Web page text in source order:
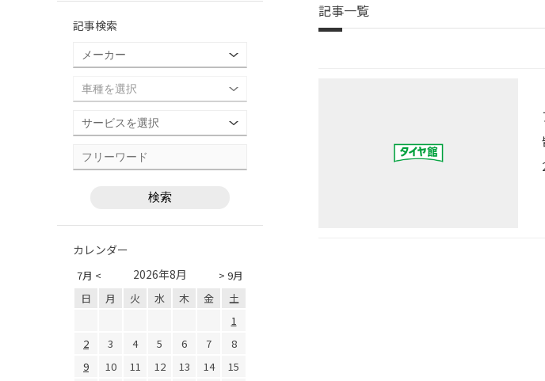
記事一覧
記事検索
カレンダー
7月 < > 9月
2026年8月
日 月 火 水 木 金
土
1
2
3 4 5 6 7
8
9
10 11 12 13 14
15